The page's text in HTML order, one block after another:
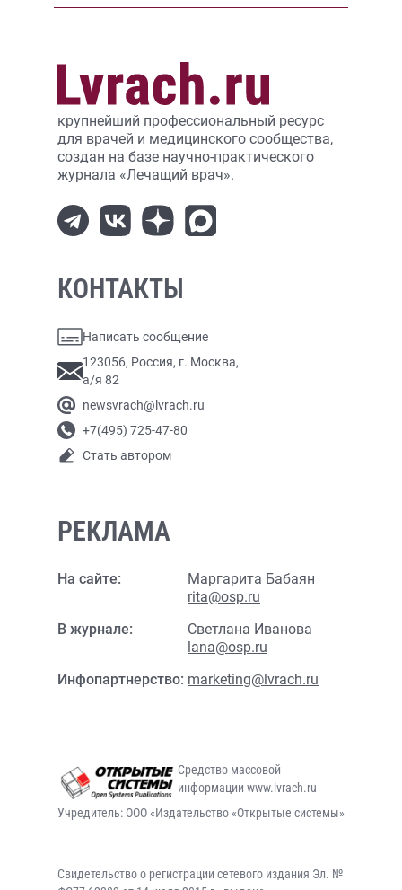
крупнейший профессиональный ресурс
для врачей и медицинского сообщества,
создан на базе научно-практического
журнала «Лечащий врач».
КОНТАКТЫ
Написать сообщение
123056, Россия, г. Москва,
а/я 82
newsvrach@lvrach.ru
+7(495) 725-47-80
Стать автором
РЕКЛАМА
На сайте:
Маргарита Бабаян
rita@osp.ru
В журнале:
Светлана Иванова
lana@osp.ru
Инфопартнерство: marketing@lvrach.ru
Средство массовой
информации www.lvrach.ru
Учредитель: ООО «Издательство «Открытые системы»
Свидетельство о регистрации сетевого издания Эл. №